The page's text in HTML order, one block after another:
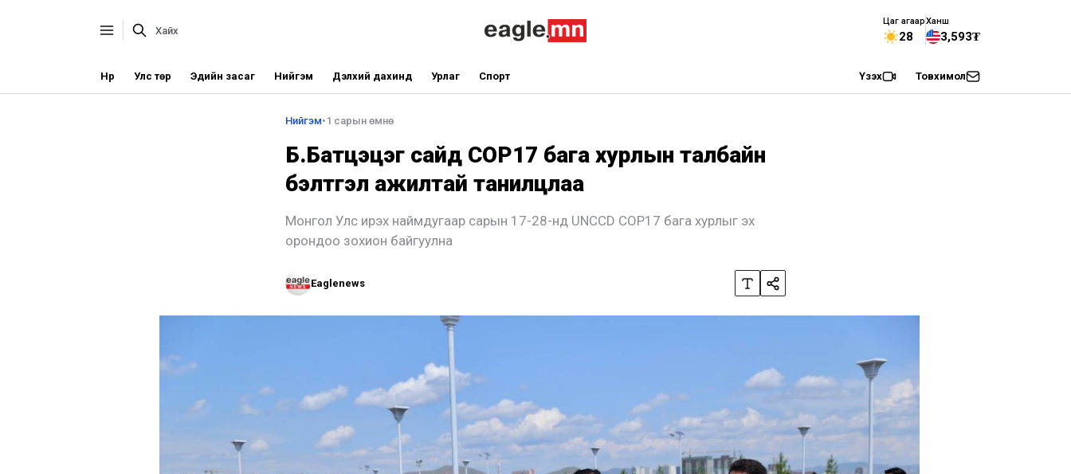
Цаг агаар
28
Ханш
3,593₮
Нүүр Улс төр Эдийн засаг Нийгэм Дэлхий дахинд Урлаг Спорт Үзэх Товхимол
Нийгэм•1 сарын өмнө
Б.Батцэцэг сайд СОР17 бага хурлын талбайн
бэлтгэл ажилтай танилцлаа
Монгол Улс ирэх наймдугаар сарын 17-28-нд UNCCD COP17 бага хурлыг эх
орондоо зохион байгуулна
Eaglenews